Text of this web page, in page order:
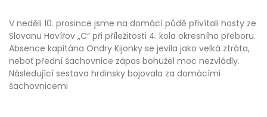
V neděli 10. prosince jsme na domácí půdě přivítali hosty ze
Slovanu Havířov „C“ při příležitosti 4. kola okresního přeboru.
Absence kapitána Ondry Kijonky se jevila jako velká ztráta,
neboť přední šachovnice zápas bohužel moc nezvládly.
Následující sestava hrdinsky bojovala za domácími
šachovnicemi